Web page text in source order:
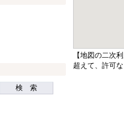
検 索
【地図の二次
超えて、許可